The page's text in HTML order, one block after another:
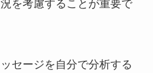
を考慮することが重要で
セージを自分で分析する